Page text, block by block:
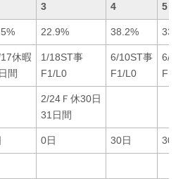
3 4 5
22.9% 38.2%
休暇
間
1/18ST事
F1/L0
6/10ST事
F1/L0
6/
F1/
2/24Ｆ休30日
31日間
0日 30日 30日